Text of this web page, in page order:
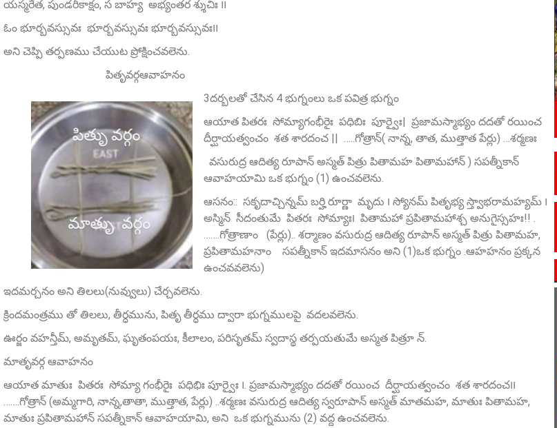
యస్మరేత, పుండరీకాక్షం, స బాహ్య అభ్యంతర శ్శుచిః ౹౹
ఓం భూర్బవస్సువః భూర్బవస్సువః భూర్బవస్సువః౹౹
అని చెప్పి తర్పణము చేయుట ప్రోక్షించవలెను.
పితృవర్గఆవాహనం
3దర్బలతో చేసిన 4 భుగ్నంలు ఒక పవిత్ర భుగ్నం
ఆయాత పితరః సోమ్యాగంభీరైః పధిబిః పూర్వైః| ప్రజామస్మాభ్యం దదతో రయించ
దీర్ఘాయత్వంచం శత శారదంచ || …..గోత్రాన్‌( నాన్న, తాత, ముత్తాత పేర్లు) …శర్మణః
వసురుద్ర ఆదిత్య రూపాన్‌ అస్మత్‌ పిత్రు పితామహ పితామహాన్‌ ) సపత్నీకాన్
ఆవాహయామి ఒక భుగ్నం (1) ఉంచవలెను.
ఆసనం:: సకృదాచ్చిన్నమ్‌ బర్హి రూర్ణా మృదు ౹ స్యోనమ్‌ పితృభ్య స్త్వాభరామహ్యమ్‌ ౹
అస్మిన్ సీదంతుమే పితరః సోమ్యాః౹ పితామహా ప్రపితామహాశ్చ అనుగైస్సహః!! .
…….గోత్రాణాం (పేర్లు).. శర్మాణం వసురుద్ర ఆదిత్య రూపాన్‌ అస్మత్‌ పిత్రు పితామహ,
ప్రపితామహనాం సపత్నీకాన్ ఇదమాసనం అని (1)ఒక భుగ్నం .ఆహహనం ప్రక్కన
ఉంచవవలెను)
ఇదమర్చనం అని తిలలు(నువ్వులు) చేర్చవలెను.
క్రిందమంత్రము తో తిలలు, తీర్ధమును, పితృ తీర్ధము ద్వారా భుగ్నములపై వదలవలెను.
ఊర్జం వహన్తీమ్‌, అమృతమ్‌, ఘృతంపయః, కీలాలం, పరిసృతమ్‌ స్వదాస్థ తర్పయతుమే అస్మత పిత్రూ న్‌.
మాతృవర్గ ఆవాహనం
ఆయాత మాతుః పితరః సోమ్యా గంభీరైః పధిభిః పూర్వైః ౹. ప్రజామస్మాభ్యం దదతో రయించ దీర్ఘాయత్వంచం శత శారదంచ౹౹
…….గోత్రాన్‌ (అమ్మగారి, నాన్న,తాతా, ముత్తాత, పేర్లు) ..శర్మణః వసురుద్ర ఆదిత్య స్వరూపాన్‌ అస్మత్‌ మాతమహ, మాతుః పితామహ,
మాతుః ప్రపితామహాన్ సపత్నీకాన్ ఆవాహయామి, అని ఒక భుగ్నమును (2) వద్ద ఉంచవలెను.